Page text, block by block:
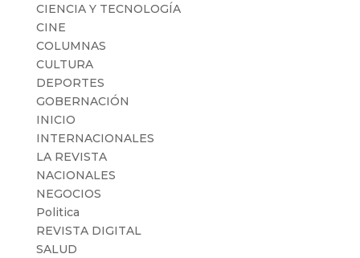
CIENCIA Y TECNOLOGÍA
CINE
COLUMNAS
CULTURA
DEPORTES
GOBERNACIÓN
INICIO
INTERNACIONALES
LA REVISTA
NACIONALES
NEGOCIOS
Politica
REVISTA DIGITAL
SALUD